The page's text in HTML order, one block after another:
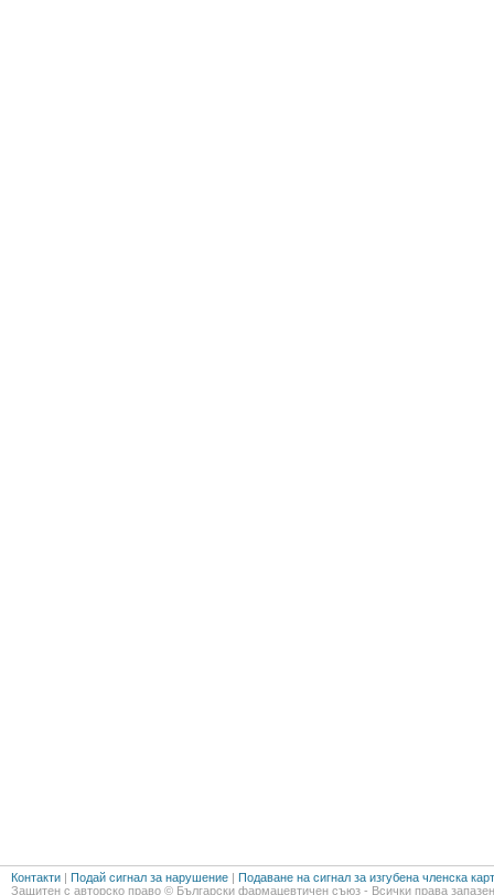
Контакти | Подай сигнал за нарушение | Подаване на сигнал за изгубена членска
Защитен с авторско право © Български фармацевтичен съюз - Всички права